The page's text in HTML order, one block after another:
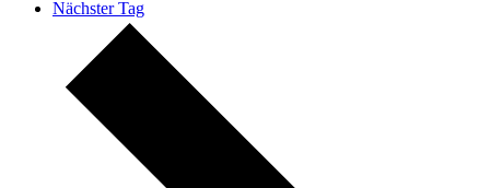
Nächster Tag